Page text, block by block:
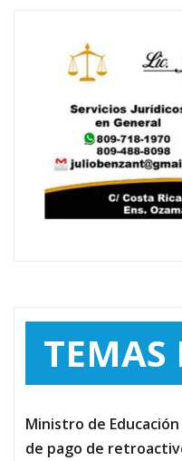
TEMAS
Ministro de
de pago de